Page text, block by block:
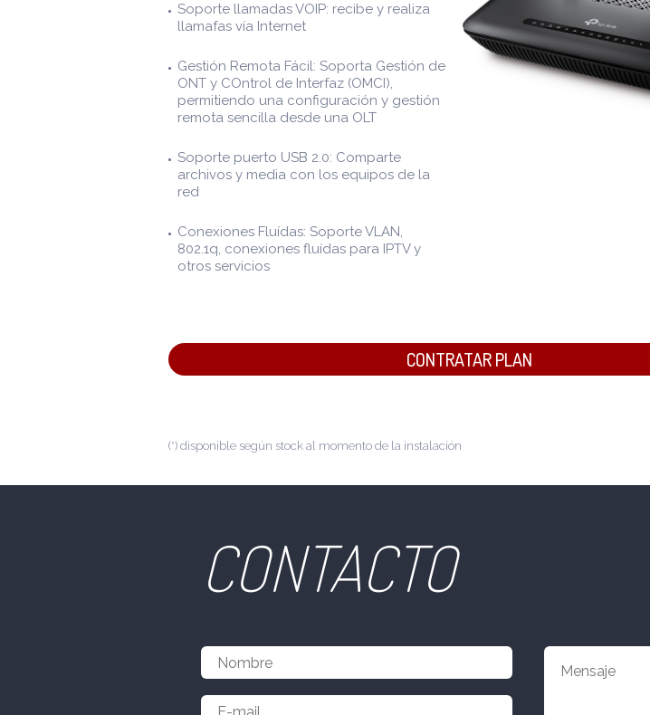
Soporte llamadas VOIP: recibe y realiza
llamafas vía Internet
Gestión Remota Fácil: Soporta Gestión de
ONT y COntrol de Interfaz (OMCI),
permitiendo una configuración y gestión
remota sencilla desde una OLT
Soporte puerto USB 2.0: Comparte
archivos y media con los equipos de la
red
Conexiones Fluídas: Soporte VLAN,
802.1q, conexiones fluídas para IPTV y
otros servicios
CONTRATAR PLAN
(*) disponible según stock al momento de la instalación
CONTACTO